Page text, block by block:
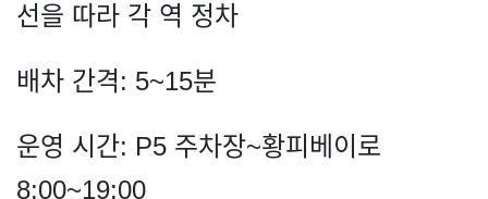
선을 따라 각 역 정차
배차 간격: 5~15분
운영 시간: P5 주차장~황피베이로
8:00~19:00